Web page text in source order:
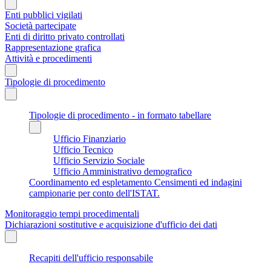
Enti pubblici vigilati
Società partecipate
Enti di diritto privato controllati
Rappresentazione grafica
Attività e procedimenti
Tipologie di procedimento
Tipologie di procedimento - in formato tabellare
Ufficio Finanziario
Ufficio Tecnico
Ufficio Servizio Sociale
Ufficio Amministrativo demografico
Coordinamento ed espletamento Censimenti ed indagini
campionarie per conto dell'ISTAT.
Monitoraggio tempi procedimentali
Dichiarazioni sostitutive e acquisizione d'ufficio dei dati
Recapiti dell'ufficio responsabile